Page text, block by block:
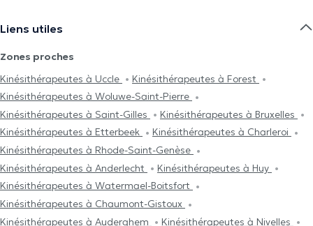
Liens utiles
Zones proches
Kinésithérapeutes à Uccle
Kinésithérapeutes à Forest
Kinésithérapeutes à Woluwe-Saint-Pierre
Kinésithérapeutes à Saint-Gilles
Kinésithérapeutes à Bruxelles
Kinésithérapeutes à Etterbeek
Kinésithérapeutes à Charleroi
Kinésithérapeutes à Rhode-Saint-Genèse
Kinésithérapeutes à Anderlecht
Kinésithérapeutes à Huy
Kinésithérapeutes à Watermael-Boitsfort
Kinésithérapeutes à Chaumont-Gistoux
Kinésithérapeutes à Auderghem
Kinésithérapeutes à Nivelles